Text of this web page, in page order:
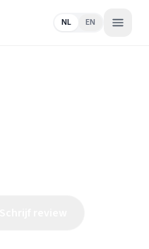
NL EN